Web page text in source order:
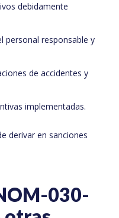
debidamente
personal responsable y
de accidentes y
implementadas.
derivar en sanciones
030-